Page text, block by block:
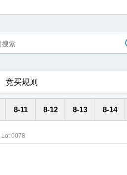
竞买规则
8-11 8-12 8-13 8-14
Lot 0078